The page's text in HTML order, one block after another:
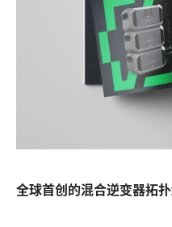
全球首创的混合逆变器拓